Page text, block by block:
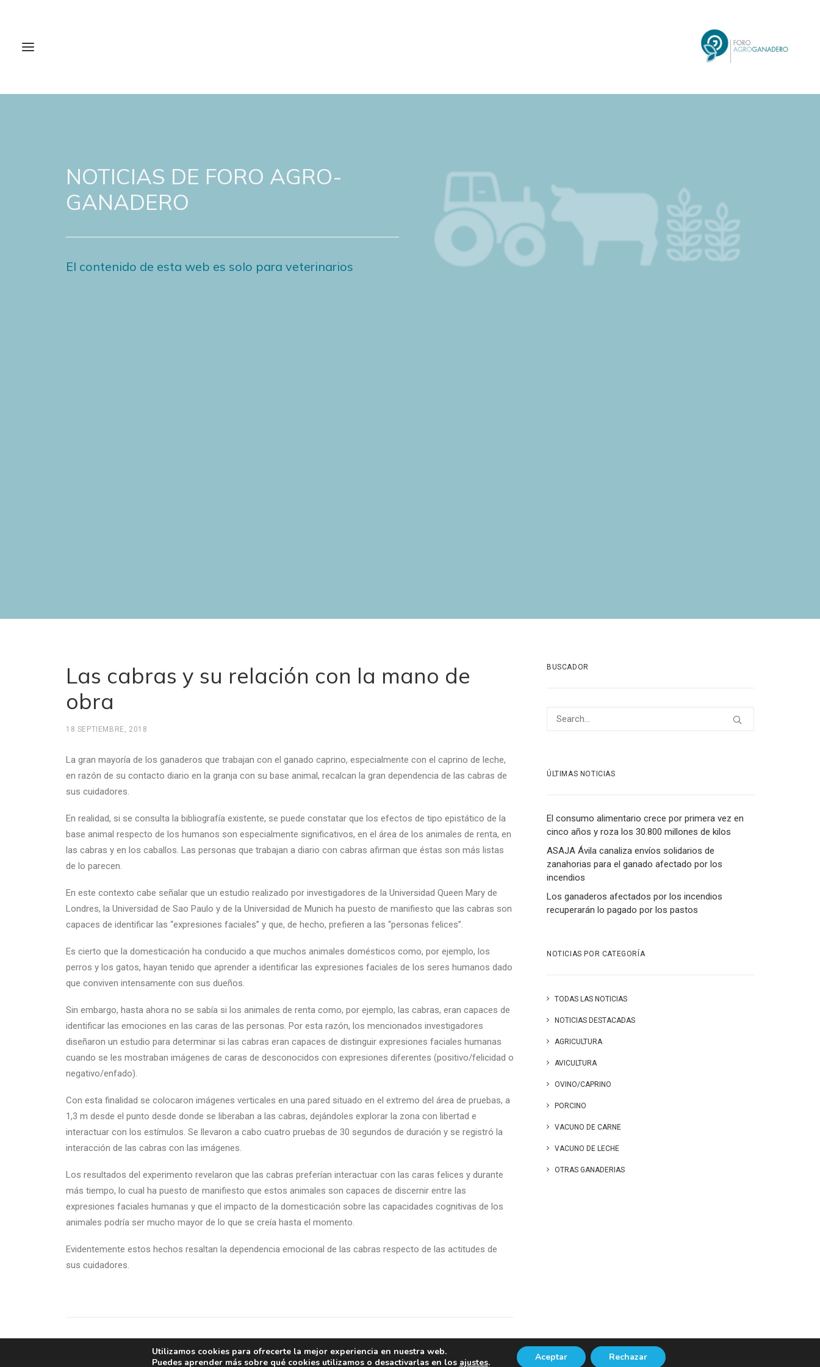
NOTICIAS DE FORO AGRO-
GANADERO
El contenido de esta web es solo para veterinarios
Las cabras y su relación con la mano de
obra
18 SEPTIEMBRE, 2018
La gran mayoría de los ganaderos que trabajan con el ganado caprino, especialmente con el caprino de leche,
en razón de su contacto diario en la granja con su base animal, recalcan la gran dependencia de las cabras de
sus cuidadores.
En realidad, si se consulta la bibliografía existente, se puede constatar que los efectos de tipo epistático de la
base animal respecto de los humanos son especialmente significativos, en el área de los animales de renta, en
las cabras y en los caballos. Las personas que trabajan a diario con cabras afirman que éstas son más listas
de lo parecen.
En este contexto cabe señalar que un estudio realizado por investigadores de la Universidad Queen Mary de
Londres, la Universidad de Sao Paulo y de la Universidad de Munich ha puesto de manifiesto que las cabras son
capaces de identificar las “expresiones faciales” y que, de hecho, prefieren a las “personas felices”.
Es cierto que la domesticación ha conducido a que muchos animales domésticos como, por ejemplo, los
perros y los gatos, hayan tenido que aprender a identificar las expresiones faciales de los seres humanos dado
que conviven intensamente con sus dueños.
Sin embargo, hasta ahora no se sabía si los animales de renta como, por ejemplo, las cabras, eran capaces de
identificar las emociones en las caras de las personas. Por esta razón, los mencionados investigadores
diseñaron un estudio para determinar si las cabras eran capaces de distinguir expresiones faciales humanas
cuando se les mostraban imágenes de caras de desconocidos con expresiones diferentes (positivo/felicidad o
negativo/enfado).
Con esta finalidad se colocaron imágenes verticales en una pared situado en el extremo del área de pruebas, a
1,3 m desde el punto desde donde se liberaban a las cabras, dejándoles explorar la zona con libertad e
interactuar con los estímulos. Se llevaron a cabo cuatro pruebas de 30 segundos de duración y se registró la
interacción de las cabras con las imágenes.
Los resultados del experimento revelaron que las cabras preferían interactuar con las caras felices y durante
más tiempo, lo cual ha puesto de manifiesto que estos animales son capaces de discernir entre las
expresiones faciales humanas y que el impacto de la domesticación sobre las capacidades cognitivas de los
animales podría ser mucho mayor de lo que se creía hasta el momento.
Evidentemente estos hechos resaltan la dependencia emocional de las cabras respecto de las actitudes de
sus cuidadores.
BUSCADOR
ÚLTIMAS NOTICIAS
El consumo alimentario crece por primera vez en
cinco años y roza los 30.800 millones de kilos
ASAJA Ávila canaliza envíos solidarios de
zanahorias para el ganado afectado por los
incendios
Los ganaderos afectados por los incendios
recuperarán lo pagado por los pastos
NOTICIAS POR CATEGORÍA
TODAS LAS NOTICIAS
NOTICIAS DESTACADAS
AGRICULTURA
AVICULTURA
OVINO/CAPRINO
PORCINO
VACUNO DE CARNE
VACUNO DE LECHE
OTRAS GANADERIAS
Utilizamos cookies para ofrecerte la mejor experiencia en nuestra web.
Puedes aprender más sobre qué cookies utilizamos o desactivarlas en los ajustes. Aceptar Rechazar